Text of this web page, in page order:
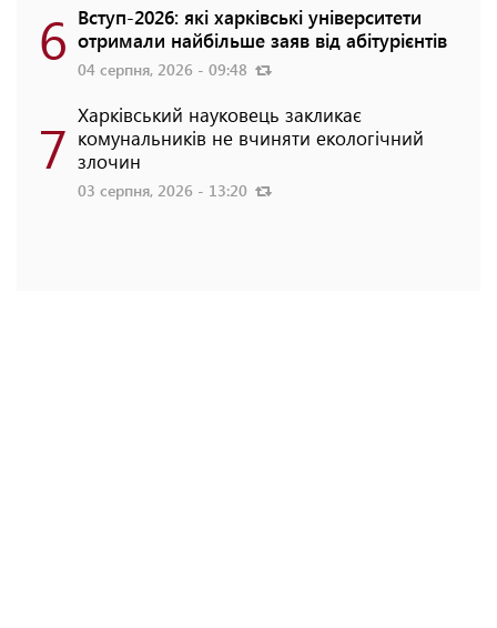
6 Вступ-2026: які харківські університети
отримали найбільше заяв від абітурієнтів
04 серпня, 2026 - 09:48
7 Харківський науковець закликає
комунальників не вчиняти екологічний
злочин
03 серпня, 2026 - 13:20